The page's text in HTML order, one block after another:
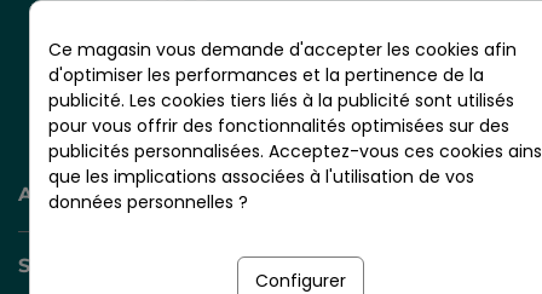
CS 20001 - RN10 - VIGNOLLES
16300 BARBEZIEUX - France
AIDE ET INFORMATION
SERVICES +
Ce magasin vous demande d'accepter les cookies afin
d'optimiser les performances et la pertinence de la
publicité. Les cookies tiers liés à la publicité sont utilisés
pour vous offrir des fonctionnalités optimisées sur des
publicités personnalisées. Acceptez-vous ces cookies
que les implications associées à l'utilisation de vos
données personnelles ?
Configurer